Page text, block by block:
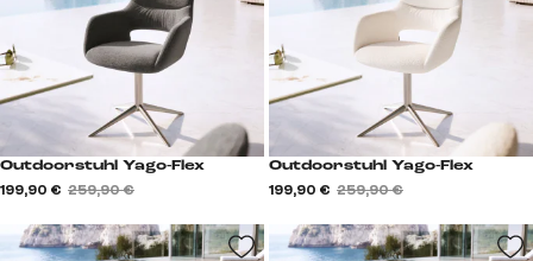
Outdoorstuhl Yago-Flex
199,90 € 259,90 €
Outdoorstuhl Yago-Flex
199,90 € 259,90 €